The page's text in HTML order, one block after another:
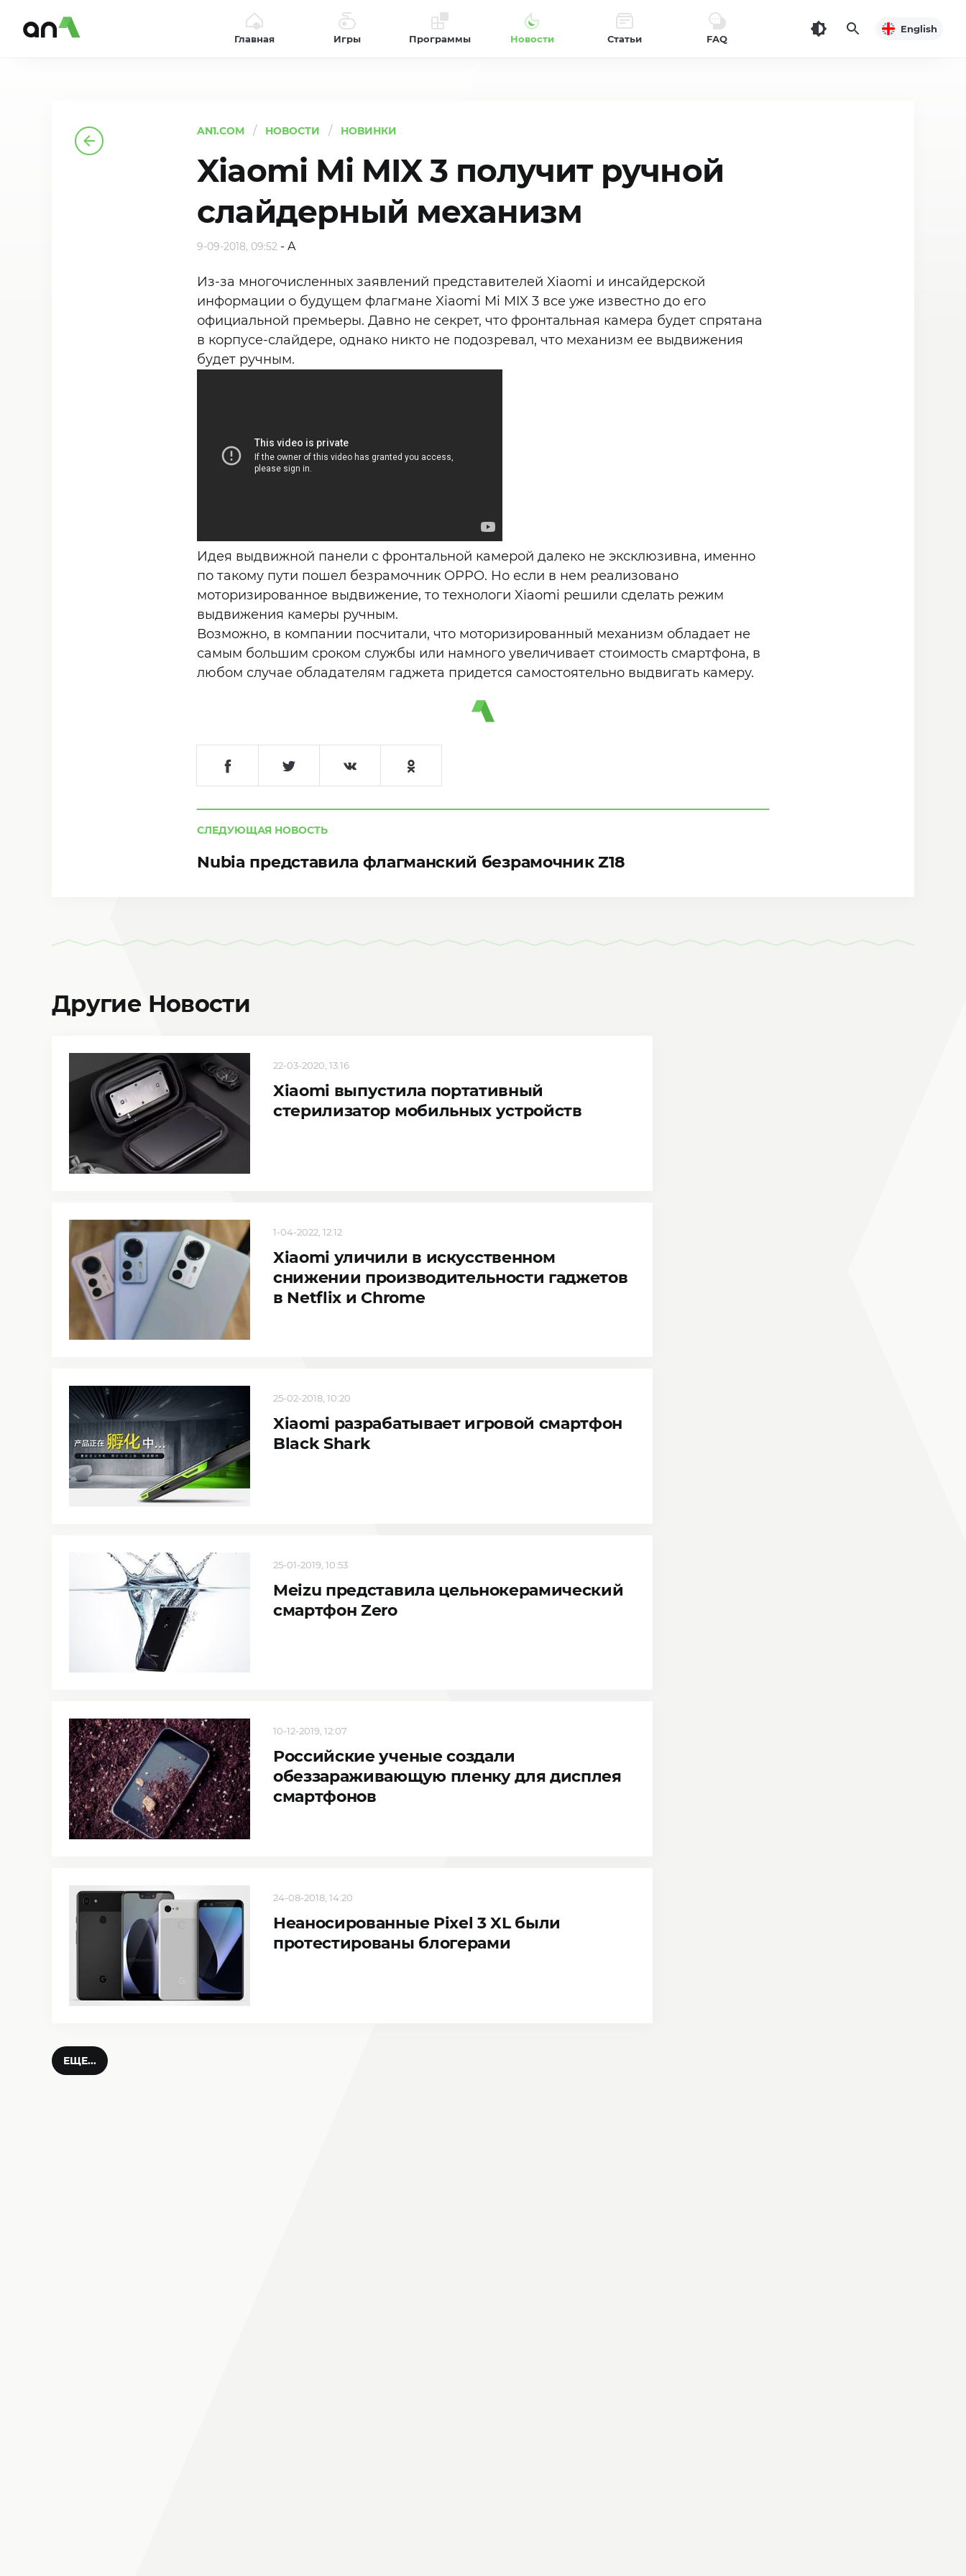
Главная Игры Программы Новости Статьи FAQ
English
AN1.COM НОВОСТИ НОВИНКИ
Xiaomi Mi MIX 3 получит ручной
слайдерный механизм
9-09-2018, 09:52 -A
Из-за многочисленных заявлений представителей Xiaomi и инсайдерской
информации о будущем флагмане Xiaomi Mi MIX 3 все уже известно до его
официальной премьеры. Давно не секрет, что фронтальная камера будет спрятана
в корпусе-слайдере, однако никто не подозревал, что механизм ее выдвижения
будет ручным.
Идея выдвижной панели с фронтальной камерой далеко не эксклюзивна, именно
по такому пути пошел безрамочник OPPO. Но если в нем реализовано
моторизированное выдвижение, то технологи Xiaomi решили сделать режим
выдвижения камеры ручным.
Возможно, в компании посчитали, что моторизированный механизм обладает не
самым большим сроком службы или намного увеличивает стоимость смартфона, в
любом случае обладателям гаджета придется самостоятельно выдвигать камеру.
СЛЕДУЮЩАЯ НОВОСТЬ
Nubia представила флагманский безрамочник Z18
Другие Новости
22-03-2020, 13:16
Xiaomi выпустила портативный
стерилизатор мобильных устройств
1-04-2022, 12:12
Xiaomi уличили в искусственном
снижении производительности гаджетов
в Netflix и Chrome
25-02-2018, 10:20
Xiaomi разрабатывает игровой смартфон
Black Shark
25-01-2019, 10:53
Meizu представила цельнокерамический
смартфон Zero
10-12-2019, 12:07
Российские ученые создали
обеззараживающую пленку для дисплея
смартфонов
24-08-2018, 14:20
Неаносированные Pixel 3 XL были
протестированы блогерами
ЕЩЕ...